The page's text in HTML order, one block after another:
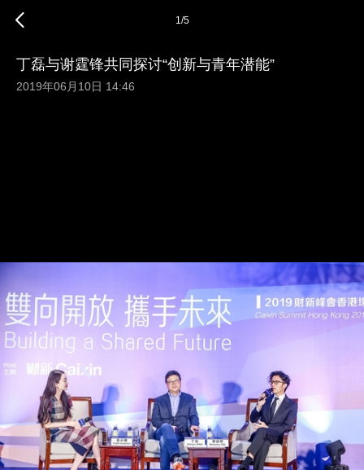
1/5
丁磊与谢霆锋共同探讨“创新与青年潜能”
2019年06月10日 14:46